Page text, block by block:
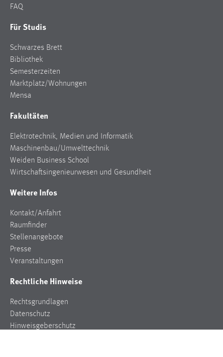
FAQ
Für Studis
Schwarzes Brett
Bibliothek
Semesterzeiten
Marktplatz/Wohnungen
Mensa
Fakultäten
Elektrotechnik, Medien und Informatik
Maschinenbau/Umwelttechnik
Weiden Business School
Wirtschaftsingenieurwesen und Gesundheit
Weitere Infos
Kontakt/Anfahrt
Raumfinder
Stellenangebote
Presse
Veranstaltungen
Rechtliche Hinweise
Rechtsgrundlagen
Datenschutz
Hinweisgeberschutz